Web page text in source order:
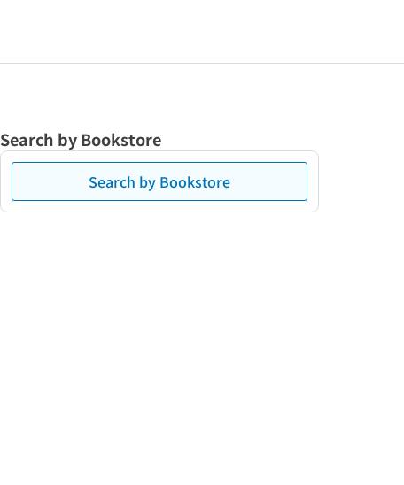
Search by Bookstore
Search by Bookstore